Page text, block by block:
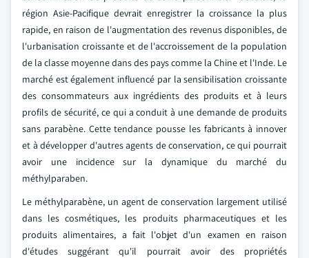
région Asie-Pacifique devrait enregistrer la croissance la plus
rapide, en raison de l'augmentation des revenus disponibles, de
l'urbanisation croissante et de l'accroissement de la population
de la classe moyenne dans des pays comme la Chine et l'Inde. Le
marché est également influencé par la sensibilisation croissante
des consommateurs aux ingrédients des produits et à leurs
profils de sécurité, ce qui a conduit à une demande de produits
sans parabène. Cette tendance pousse les fabricants à innover
et à développer d'autres agents de conservation, ce qui pourrait
avoir une incidence sur la dynamique du marché du
méthylparaben.
Le méthylparabène, un agent de conservation largement utilisé
dans les cosmétiques, les produits pharmaceutiques et les
produits alimentaires, a fait l'objet d'un examen en raison
d'études suggérant qu'il pourrait avoir des propriétés